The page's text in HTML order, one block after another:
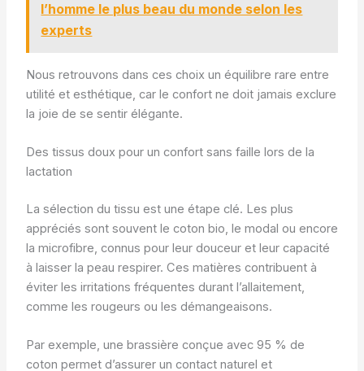
l’homme le plus beau du monde selon les
experts
Nous retrouvons dans ces choix un équilibre rare entre
utilité et esthétique, car le confort ne doit jamais exclure
la joie de se sentir élégante.
Des tissus doux pour un confort sans faille lors de la
lactation
La sélection du tissu est une étape clé. Les plus
appréciés sont souvent le coton bio, le modal ou encore
la microfibre, connus pour leur douceur et leur capacité
à laisser la peau respirer. Ces matières contribuent à
éviter les irritations fréquentes durant l’allaitement,
comme les rougeurs ou les démangeaisons.
Par exemple, une brassière conçue avec 95 % de
coton permet d’assurer un contact naturel et